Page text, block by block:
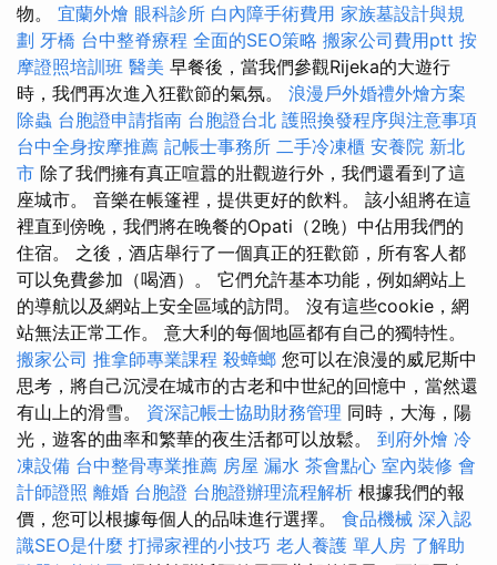
物。 宜蘭外燴 眼科診所 白內障手術費用 家族墓設計與規
劃 牙橋 台中整脊療程 全面的SEO策略 搬家公司費用ptt 按
摩證照培訓班 醫美 早餐後，當我們參觀Rijeka的大遊行
時，我們再次進入狂歡節的氣氛。 浪漫戶外婚禮外燴方案
除蟲 台胞證申請指南 台胞證台北 護照換發程序與注意事項
台中全身按摩推薦 記帳士事務所 二手冷凍櫃 安養院 新北
市 除了我們擁有真正喧囂的壯觀遊行外，我們還看到了這
座城市。 音樂在帳篷裡，提供更好的飲料。 該小組將在這
裡直到傍晚，我們將在晚餐的Opati（2晚）中佔用我們的
住宿。 之後，酒店舉行了一個真正的狂歡節，所有客人都
可以免費參加（喝酒）。 它們允許基本功能，例如網站上
的導航以及網站上安全區域的訪問。 沒有這些cookie，網
站無法正常工作。 意大利的每個地區都有自己的獨特性。
搬家公司 推拿師專業課程 殺蟑螂 您可以在浪漫的威尼斯中
思考，將自己沉浸在城市的古老和中世紀的回憶中，當然還
有山上的滑雪。 資深記帳士協助財務管理 同時，大海，陽
光，遊客的曲率和繁華的夜生活都可以放鬆。 到府外燴 冷
凍設備 台中整骨專業推薦 房屋 漏水 茶會點心 室內裝修 會
計師證照 離婚 台胞證 台胞證辦理流程解析 根據我們的報
價，您可以根據每個人的品味進行選擇。 食品機械 深入認
識SEO是什麼 打掃家裡的小技巧 老人養護 單人房 了解助